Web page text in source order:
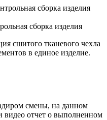
сборка изделия
сшитого тканевого чехла
в единое изделие.
смены, на данном
видео отчет о выполненном